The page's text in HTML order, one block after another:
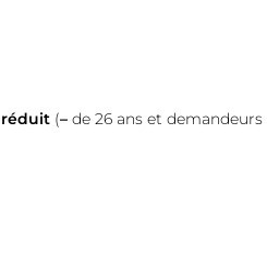
réduit (–de 26 ans et demandeurs